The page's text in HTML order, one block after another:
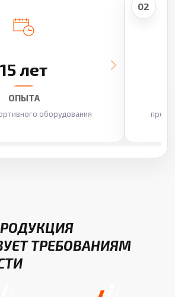
15 лет
ОПЫТА
оборудования
02
ТРЕБОВАНИЯМ